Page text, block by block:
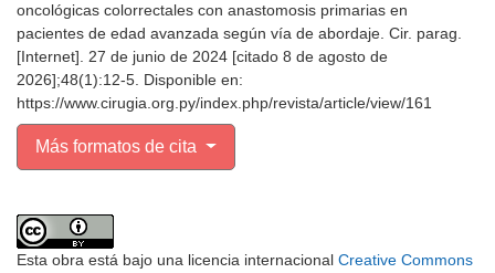
oncológicas colorrectales con anastomosis primarias en
pacientes de edad avanzada según vía de abordaje. Cir. parag.
[Internet]. 27 de junio de 2024 [citado 8 de agosto de
2026];48(1):12-5. Disponible en:
https://www.cirugia.org.py/index.php/revista/article/view/161
Más formatos de cita
Esta obra está bajo una licencia internacional Creative Commons